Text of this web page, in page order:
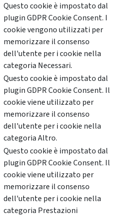
Questo cookie è impostato dal
plugin GDPR Cookie Consent. I
cookie vengono utilizzati per
memorizzare il consenso
dell'utente per i cookie nella
categoria Necessari.
Questo cookie è impostato dal
plugin GDPR Cookie Consent. Il
cookie viene utilizzato per
memorizzare il consenso
dell'utente per i cookie nella
categoria Altro.
Questo cookie è impostato dal
plugin GDPR Cookie Consent. Il
cookie viene utilizzato per
memorizzare il consenso
dell'utente per i cookie nella
categoria Prestazioni